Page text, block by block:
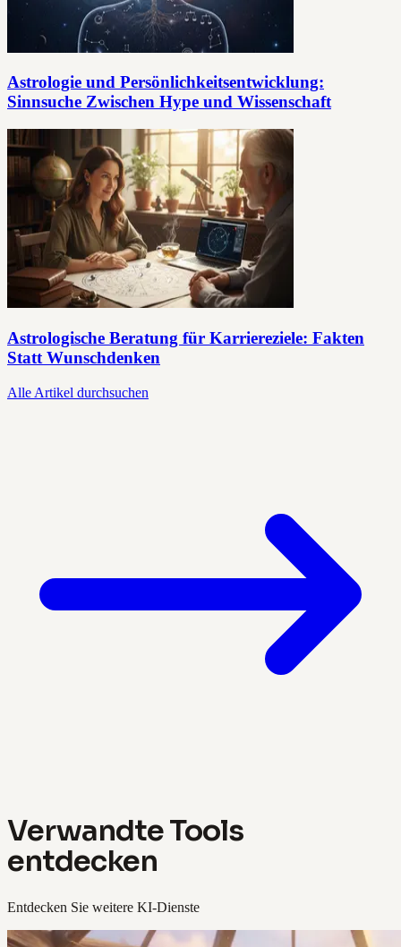
Astrologie und Persönlichkeitsentwicklung:
Sinnsuche Zwischen Hype und Wissenschaft
Astrologische Beratung für Karriereziele: Fakten
Statt Wunschdenken
Alle Artikel durchsuchen
Verwandte Tools
entdecken
Entdecken Sie weitere KI-Dienste